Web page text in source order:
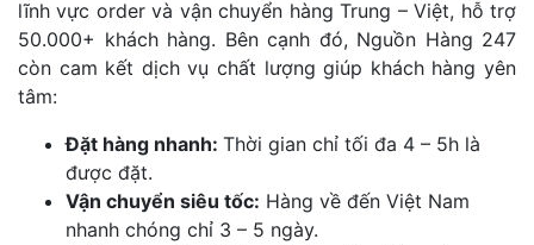
lĩnh vực order và vận chuyển hàng Trung – Việt, hỗ trợ
50.000+ khách hàng. Bên cạnh đó, Nguồn Hàng 247
còn cam kết dịch vụ chất lượng giúp khách hàng yên
tâm:
Đặt hàng nhanh: Thời gian chỉ tối đa 4 – 5h là
được đặt.
Vận chuyển siêu tốc: Hàng về đến Việt Nam
nhanh chóng chỉ 3 – 5 ngày.